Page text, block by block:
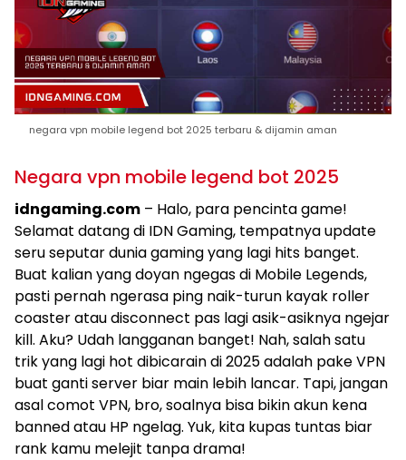
negara vpn mobile legend bot 2025 terbaru & dijamin aman
Negara vpn mobile legend bot 2025
idngaming.com – Halo, para pencinta game!
Selamat datang di IDN Gaming, tempatnya update
seru seputar dunia gaming yang lagi hits banget.
Buat kalian yang doyan ngegas di Mobile Legends,
pasti pernah ngerasa ping naik-turun kayak roller
coaster atau disconnect pas lagi asik-asiknya ngejar
kill. Aku? Udah langganan banget! Nah, salah satu
trik yang lagi hot dibicarain di 2025 adalah pake VPN
buat ganti server biar main lebih lancar. Tapi, jangan
asal comot VPN, bro, soalnya bisa bikin akun kena
banned atau HP ngelag. Yuk, kita kupas tuntas biar
rank kamu melejit tanpa drama!